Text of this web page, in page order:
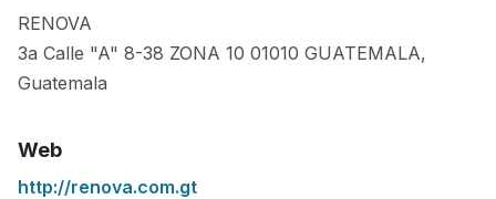
RENOVA
3a Calle "A" 8-38 ZONA 10 01010 GUATEMALA,
Guatemala
Web
http://renova.com.gt